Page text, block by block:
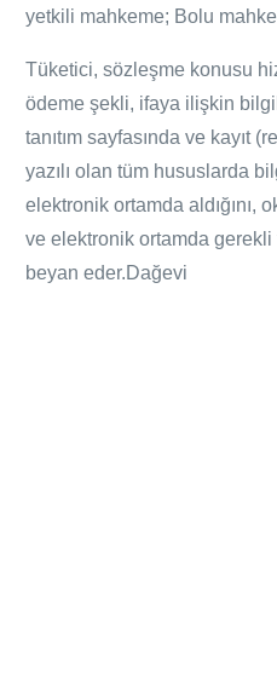
yetkili mahkeme; Bolu
Tüketici, sözleşme konusu
ödeme şekli, ifaya ilişkin
tanıtım sayfasında ve kayıt
yazılı olan tüm hususlarda
elektronik ortamda aldığını,
ve elektronik ortamda
beyan eder.Dağevi